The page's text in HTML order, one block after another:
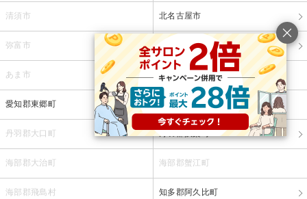
清須市 北名古屋市
弥富市 みよし市
あま市 長久手市
愛知郡東郷町 西春日井郡豊山町
丹羽郡大口町 丹羽郡扶桑町
海部郡大治町 海部郡蟹江町
海部郡飛島村 知多郡阿久比町